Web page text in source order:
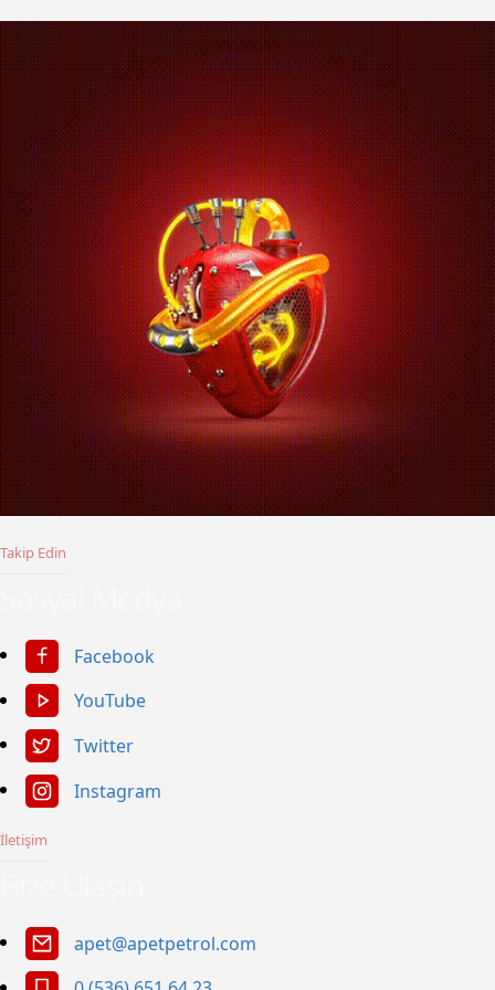
Takip Edin
Facebook
YouTube
Twitter
Instagram
İletişim
apet@apetpetrol.com